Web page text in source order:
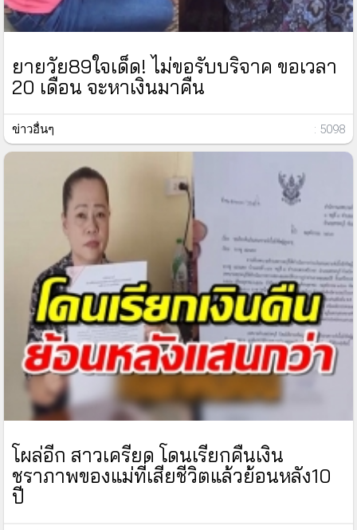
ยายวัย89ใจเด็ด! ไม่ขอรับบริจาค ขอเวลา
20 เดือน จะหาเงินมาคืน
ข่าวอื่นๆ : 5098
โผล่อีก สาวเครียด โดนเรียกคืนเงิน
ชราภาพของแม่ที่เสียชีวิตแล้วย้อนหลัง10
ปี